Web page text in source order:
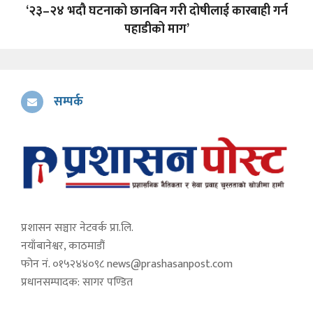
‘२३–२४ भदौ घटनाको छानबिन गरी दोषीलाई कारबाही गर्न
पहाडीको माग’
सम्पर्क
प्रशासन सञ्चार नेटवर्क प्रा.लि.
नयाँबानेश्वर, काठमाडौं
फोन नं. ०१५२४४०९८news@prashasanpost.com
प्रधानसम्पादक: सागर पण्डित